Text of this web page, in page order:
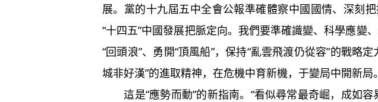
展。黨的十九屆五中全會公報準確體察中國國情、深刻
“十四五”中國發展把脈定向。我們要準確識變、科學應變
“回頭浪”、勇開“頂風船”，保持“亂雲飛渡仍從容”的戰略
城非好漢”的進取精神，在危機中育新機，于變局中開新局。
這是“應勢而動”的新指南。“看似尋常最奇崛，成如容